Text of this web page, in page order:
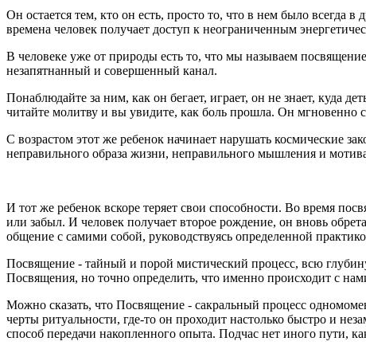
Он остается тем, кто он есть, просто то, что в нем было
времена человек получает доступ к неограниченным
В человеке уже от природы есть то, что мы называем
незапятнанный и совершенный канал.
Понаблюдайте за ним, как он бегает, играет, он не знает, куда
читайте молитву и вы увидите, как боль прошла. Он мгновенно
С возрастом этот же ребенок начинает нарушать космические
неправильного образа жизни, неправильного мышления и
И тот же ребенок вскоре теряет свои способности. Во время
или забыл. И человек получает второе рождение, он вновь
общение с самими собой, руководствуясь определенной
Посвящение - тайный и порой мистический процесс, всю
Посвящения, но точно определить, что именно происходит с
Можно сказать, что Посвящение - сакральный процесс
черты ритуальности, где-то он проходит настолько быстро и
способ передачи накопленного опыта. Подчас нет иного пути,